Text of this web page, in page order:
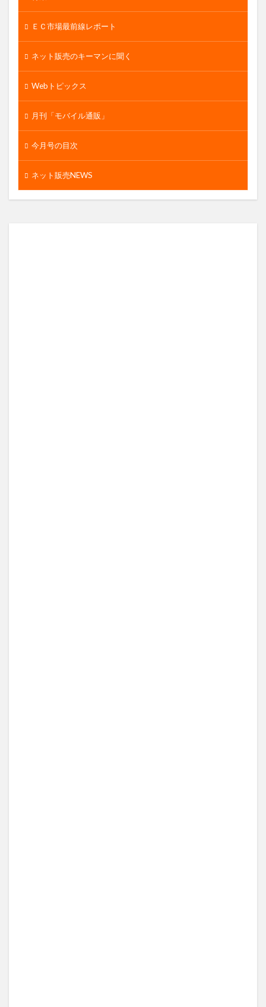
ＥＣ市場最前線レポート
ネット販売のキーマンに聞く
Webトピックス
月刊「モバイル通販」
今月号の目次
ネット販売NEWS